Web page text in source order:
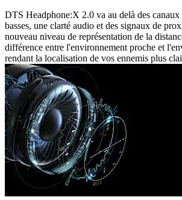
DTS Headphone:X 2.0 va au delà des canaux
basses, une clarté audio et des signaux de
nouveau niveau de représentation de la
différence entre l'environnement proche et
rendant la localisation de vos ennemis plus